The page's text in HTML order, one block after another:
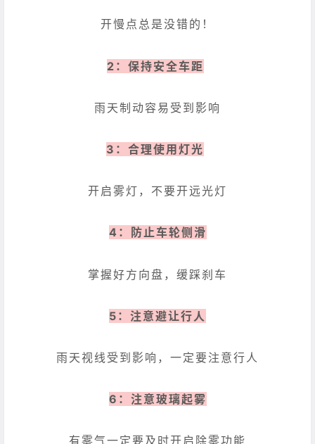
开慢点总是没错的！
2：保持安全车距
雨天制动容易受到影响
3：合理使用灯光
开启雾灯，不要开远光灯
4：防止车轮侧滑
掌握好方向盘，缓踩刹车
5：注意避让行人
雨天视线受到影响，一定要注意行人
6：注意玻璃起雾
有雾气一定要及时开启除雾功能